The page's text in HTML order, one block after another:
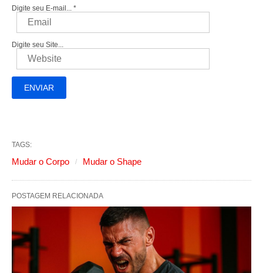
Digite seu E-mail... *
Digite seu Site...
TAGS:
Mudar o Corpo Mudar o Shape
POSTAGEM RELACIONADA